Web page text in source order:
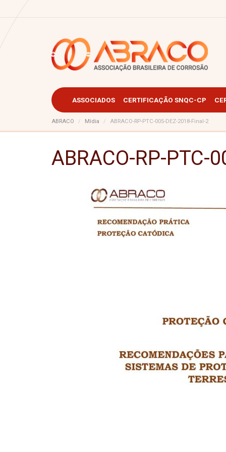
ASSOCIADOS CERTIFICAÇÃO SNQC-CP
ABRACO Mídia ABRACO-RP-PTC-005-DEZ-2018-Final-2
ABRACO-RP-PTC-